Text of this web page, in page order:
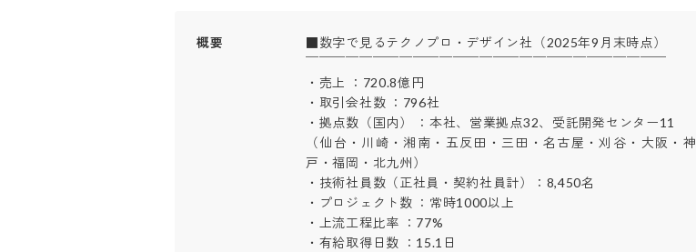
概要
■数字で見るテクノプロ・デザイン社（2025年9月末時点）
￣￣￣￣￣￣￣￣￣￣￣￣￣￣￣￣￣￣￣￣￣￣￣￣￣￣￣
・売上 ：720.8億円
・取引会社数 ：796社
・拠点数（国内） ：本社、営業拠点32、受託開発センター11
（仙台・川崎・湘南・五反田・三田・名古屋・刈谷・大阪・神
戸・福岡・北九州）
・技術社員数（正社員・契約社員計）：8,450名
・プロジェクト数 ：常時1000以上
・上流工程比率 ：77%
・有給取得日数 ：15.1日